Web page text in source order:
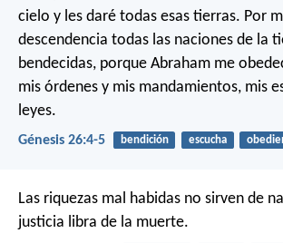
cielo y les daré todas esas tierras. Por
descendencia todas las naciones de la
bendecidas, porque Abraham me
mis órdenes y mis mandamientos, mis
leyes.
Génesis 26:4-5 bendición escucha
Las riquezas mal habidas no sirven de
justicia libra de la muerte.